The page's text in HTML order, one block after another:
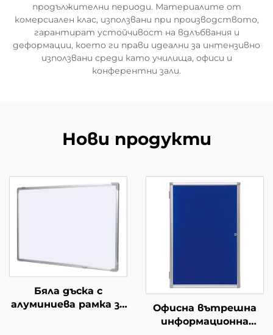
продължителни периоди. Материалите от
комерсиален клас, използвани при производството,
гарантират устойчивост на вдлъбвания и
деформации, което ги прави идеални за интензивно
използвани среди като училища, офиси и
конферентни зали.
Нови продукти
Бяла дъска с
алуминиева рамка за
Офисна вътрешна
информационна